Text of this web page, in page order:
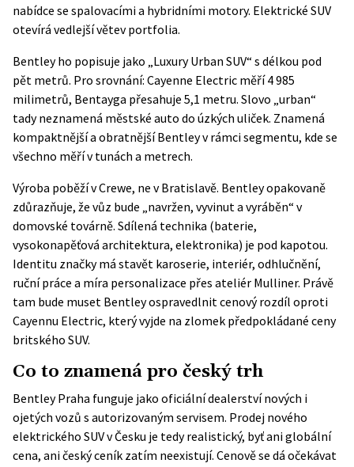
nabídce se spalovacími a hybridními motory. Elektrické SUV
otevírá vedlejší větev portfolia.
Bentley ho popisuje jako „Luxury Urban SUV“ s délkou pod
pět metrů. Pro srovnání: Cayenne Electric měří 4 985
milimetrů, Bentayga přesahuje 5,1 metru. Slovo „urban“
tady neznamená městské auto do úzkých uliček. Znamená
kompaktnější a obratnější Bentley v rámci segmentu, kde se
všechno měří v tunách a metrech.
Výroba poběží v Crewe, ne v Bratislavě. Bentley opakovaně
zdůrazňuje, že vůz bude „navržen, vyvinut a vyráběn“ v
domovské továrně. Sdílená technika (baterie,
vysokonapěťová architektura, elektronika) je pod kapotou.
Identitu značky má stavět karoserie, interiér, odhlučnění,
ruční práce a míra personalizace přes ateliér Mulliner. Právě
tam bude muset Bentley ospravedlnit cenový rozdíl oproti
Cayennu Electric, který vyjde na zlomek předpokládané ceny
britského SUV.
Co to znamená pro český trh
Bentley Praha funguje jako oficiální dealerství nových i
ojetých vozů s autorizovaným servisem. Prodej nového
elektrického SUV v Česku je tedy realistický, byť ani globální
cena, ani český ceník zatím neexistují. Cenově se dá očekávat